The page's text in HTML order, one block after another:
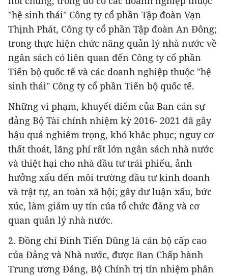
"hệ sinh thái" Công ty cổ phần Tập đoàn Vạn
Thịnh Phát, Công ty cổ phần Tập đoàn An Đông;
trong thực hiện chức năng quản lý nhà nước về
ngân sách có liên quan đến Công ty cổ phần
Tiến bộ quốc tế và các doanh nghiệp thuộc "hệ
sinh thái" Công ty cổ phần Tiến bộ quốc tế.
Những vi phạm, khuyết điểm của Ban cán sự
đảng Bộ Tài chính nhiệm kỳ 2016- 2021 đã gây
hậu quả nghiêm trọng, khó khắc phục; nguy cơ
thất thoát, lãng phí rất lớn ngân sách nhà nước
và thiệt hại cho nhà đầu tư trái phiếu, ảnh
hưởng xấu đến môi trường đầu tư kinh doanh
và trật tự, an toàn xã hội; gây dư luận xấu, bức
xúc, làm giảm uy tín của tổ chức đảng và cơ
quan quản lý nhà nước.
2. Đồng chí Đinh Tiến Dũng là cán bộ cấp cao
của Đảng và Nhà nước, được Ban Chấp hành
Trung ương Đảng, Bộ Chính trị tín nhiệm phân